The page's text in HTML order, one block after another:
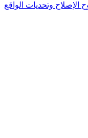
وتحديات الواقع